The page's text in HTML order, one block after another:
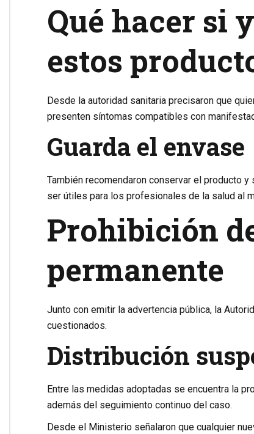
Qué hacer si
estos
Desde la autoridad sanitaria precisaron que
presenten síntomas compatibles con
Guarda el envase
También recomendaron conservar el producto
ser útiles para los profesionales de la salud al
Prohibición
permanente
Junto con emitir la advertencia pública, la
cuestionados.
Distribución
Entre las medidas adoptadas se encuentra la
además del seguimiento continuo del caso.
Desde el Ministerio señalaron que cualquier